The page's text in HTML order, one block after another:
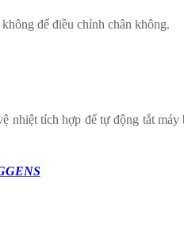
để điều chỉnh chân không.
nhiệt tích hợp để tự động tắt